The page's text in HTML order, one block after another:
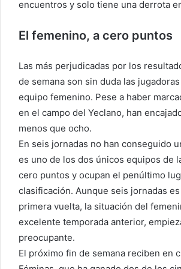
encuentros y solo tiene una derrota
El femenino, a cero puntos
Las más perjudicadas por los
de semana son sin duda las
equipo femenino. Pese a haber
en el campo del Yeclano, han
menos que ocho.
En seis jornadas no han conseguido
es uno de los dos únicos equipos de
cero puntos y ocupan el penúltimo
clasificación. Aunque seis jornadas
primera vuelta, la situación del
excelente temporada anterior,
preocupante.
El próximo fin de semana reciben en